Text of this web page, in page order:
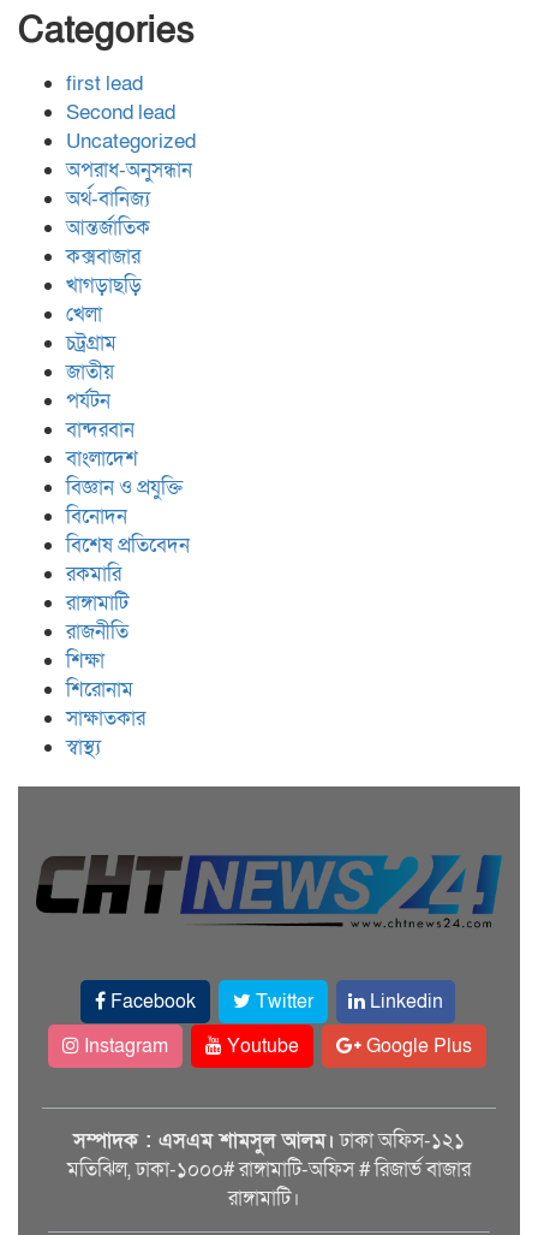
Categories
first lead
Second lead
Uncategorized
অপরাধ-অনুসন্ধান
অর্থ-বানিজ্য
আন্তর্জাতিক
কক্সবাজার
খাগড়াছড়ি
খেলা
চট্রগ্রাম
জাতীয়
পর্যটন
বান্দরবান
বাংলাদেশ
বিজ্ঞান ও প্রযুক্তি
বিনোদন
বিশেষ প্রতিবেদন
রকমারি
রাঙ্গামাটি
রাজনীতি
শিক্ষা
শিরোনাম
সাক্ষাতকার
স্বাস্থ্য
Facebook Twitter
Linkedin
Instagram
Youtube Google Plus
সম্পাদক : এসএম শামসুল আলম। ঢাকা অফিস-১২১
মতিঝিল, ঢাকা-১০০০# রাঙ্গামাটি-অফিস # রিজার্ভ বাজার
রাঙ্গামাটি।